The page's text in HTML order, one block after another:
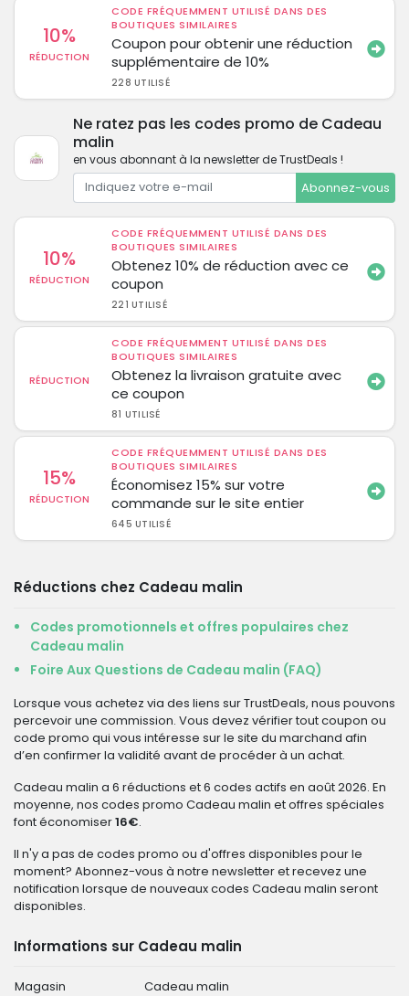
10%
RÉDUCTION
CODE FRÉQUEMMENT UTILISÉ DANS DES
BOUTIQUES SIMILAIRES
Coupon pour obtenir une réduction
supplémentaire de 10%
228 UTILISÉ
Ne ratez pas les codes promo de Cadeau
malin
en vous abonnant à la newsletter de TrustDeals !
Abonnez-vous
10%
RÉDUCTION
CODE FRÉQUEMMENT UTILISÉ DANS DES
BOUTIQUES SIMILAIRES
Obtenez 10% de réduction avec ce
coupon
221 UTILISÉ
RÉDUCTION
CODE FRÉQUEMMENT UTILISÉ DANS DES
BOUTIQUES SIMILAIRES
Obtenez la livraison gratuite avec
ce coupon
81 UTILISÉ
15%
RÉDUCTION
CODE FRÉQUEMMENT UTILISÉ DANS DES
BOUTIQUES SIMILAIRES
Économisez 15% sur votre
commande sur le site entier
645 UTILISÉ
Réductions chez Cadeau malin
Codes promotionnels et offres populaires chez
Cadeau malin
Foire Aux Questions de Cadeau malin (FAQ)
Lorsque vous achetez via des liens sur TrustDeals, nous pouvons
percevoir une commission. Vous devez vérifier tout coupon ou
code promo qui vous intéresse sur le site du marchand afin
d’en confirmer la validité avant de procéder à un achat.
Cadeau malin a 6 réductions et 6 codes actifs en août 2026. En
moyenne, nos codes promo Cadeau malin et offres spéciales
font économiser16€.
Il n'y a pas de codes promo ou d'offres disponibles pour le
moment? Abonnez-vous à notre newsletter et recevez une
notification lorsque de nouveaux codes Cadeau malin seront
disponibles.
Informations sur Cadeau malin
Magasin
Cadeau malin